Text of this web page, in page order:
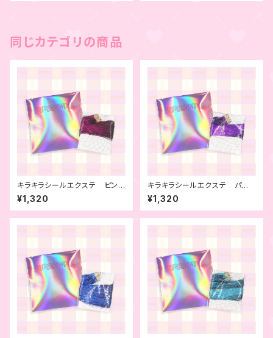
同じカテゴリの商品
キラキラシールエクステ ピン
ク 4本セット
¥1,320
キラキラシールエクステ パー
プル 4本セット
¥1,320